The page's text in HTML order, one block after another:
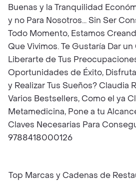
Buenas y la Tranquilidad
y no Para Nosotros... Sin Ser
Todo Momento, Estamos
Que Vivimos. Te Gustaría Dar
Liberarte de Tus
Oportunidades de Éxito,
y Realizar Tus Sueños? Claudia
Varios Bestsellers, Como el ya
Metamedicina, Pone a tu
Claves Necesarias Para
9788418000126
Top Marcas y Cadenas de